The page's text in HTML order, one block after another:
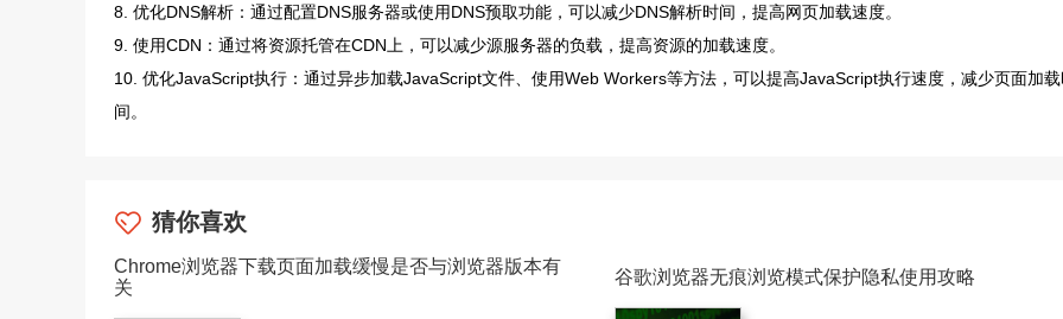
8. 优化DNS解析：通过配置DNS服务器或使用DNS预取功能，可以减少DNS解析时间，提高网页加载速度。
9. 使用CDN：通过将资源托管在CDN上，可以减少源服务器的负载，提高资源的加载速度。
10. 优化JavaScript执行：通过异步加载JavaScript文件、使用Web Workers等方法，可以提高JavaScript执行速度，减少页面加
间。
猜你喜欢
Chrome浏览器下载页面加载缓慢是否与浏览器版本有
关
谷歌浏览器无痕浏览模式保护隐私使用攻略